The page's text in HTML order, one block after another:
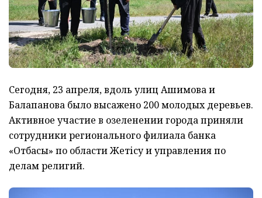
Сегодня, 23 апреля, вдоль улиц Ашимова и
Балапанова было высажено 200 молодых деревьев.
Активное участие в озеленении города приняли
сотрудники регионального филиала банка
«Отбасы» по области Жетісу и управления по
делам религий.